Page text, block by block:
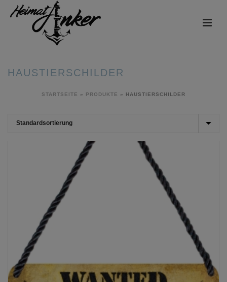
HAUSTIERSCHILDER
STARTSEITE » PRODUKTE » HAUSTIERSCHILDER